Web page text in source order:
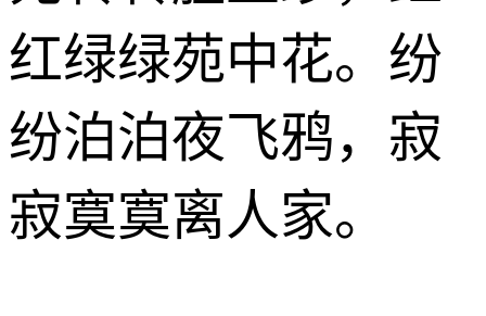
红绿绿苑中花。纷
纷泊泊夜飞鸦，寂
寂寞寞离人家。